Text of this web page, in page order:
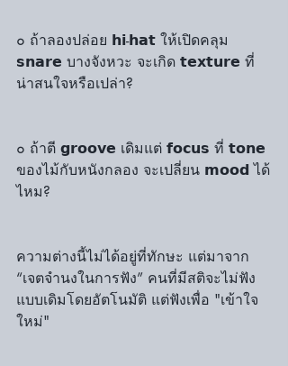
๐ ถ้าลองปล่อย 𝗵𝗶-𝗵𝗮𝘁 ให้เปิดคลุม
𝘀𝗻𝗮𝗿𝗲 บางจังหวะ จะเกิด 𝘁𝗲𝘅𝘁𝘂𝗿𝗲 ที่
น่าสนใจหรือเปล่า?
๐ ถ้าตี 𝗴𝗿𝗼𝗼𝘃𝗲 เดิมแต่ 𝗳𝗼𝗰𝘂𝘀 ที่ 𝘁𝗼𝗻𝗲
ของไม้กับหนังกลอง จะเปลี่ยน 𝗺𝗼𝗼𝗱 ได้
ไหม?
ความต่างนี้ไม่ได้อยู่ที่ทักษะ แต่มาจาก
“เจตจำนงในการฟัง” คนที่มีสติจะไม่ฟัง
แบบเดิมโดยอัตโนมัติ แต่ฟังเพื่อ "เข้าใจ
ใหม่"